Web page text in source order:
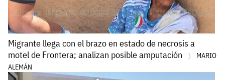
Migrante llega con el brazo en estado de necrosis a
motel de Frontera; analizan posible amputación
MARIO
ALEMÁN